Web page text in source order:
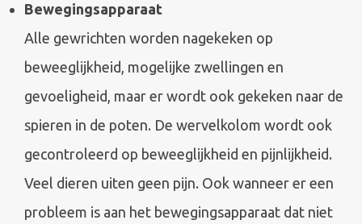
Bewegingsapparaat
Alle gewrichten worden nagekeken op
beweeglijkheid, mogelijke zwellingen en
gevoeligheid, maar er wordt ook gekeken naar de
spieren in de poten. De wervelkolom wordt ook
gecontroleerd op beweeglijkheid en pijnlijkheid.
Veel dieren uiten geen pijn. Ook wanneer er een
probleem is aan het bewegingsapparaat dat niet